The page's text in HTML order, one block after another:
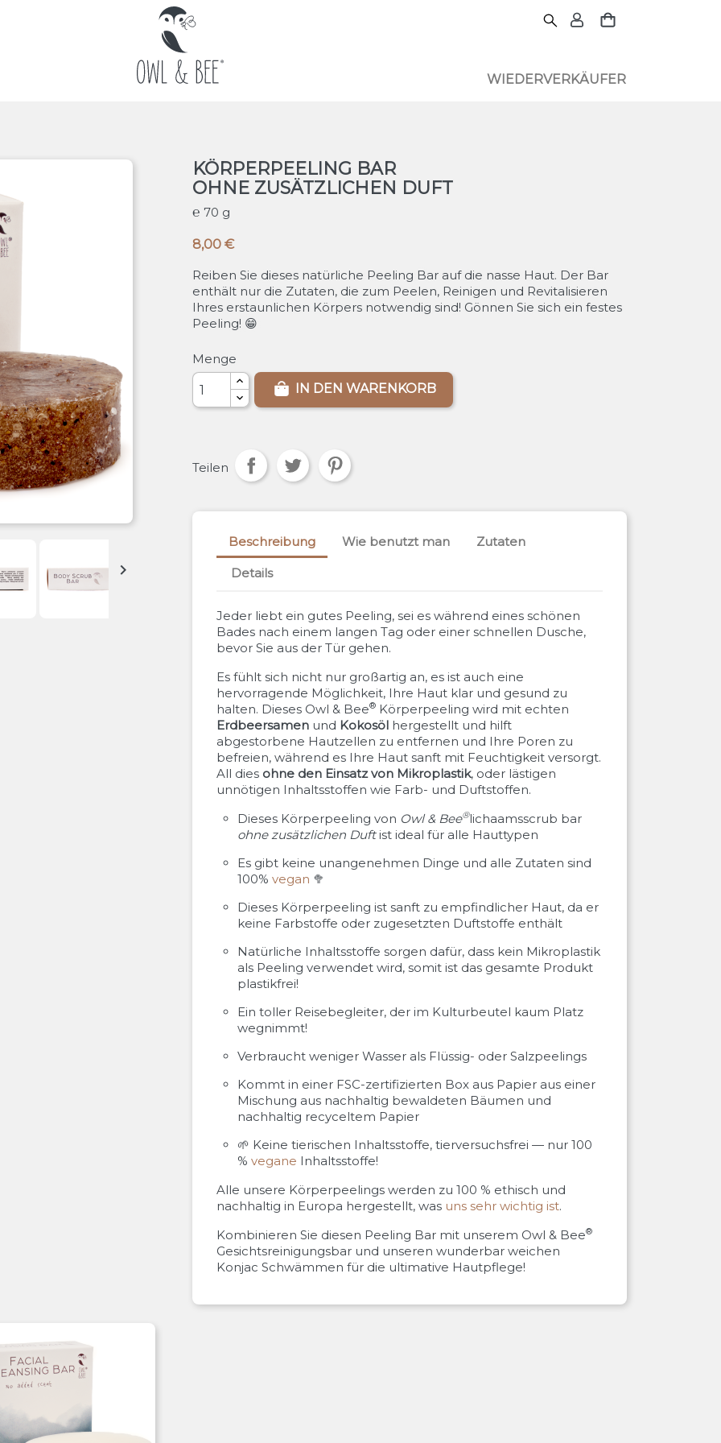
WIEDERVERKÄUFER

KÖRPERPEELING BAR
OHNE ZUSÄTZLICHEN DUFT
70 g
8,00 €
Reiben Sie dieses natürliche Peeling Bar auf die nasse Haut. Der Bar
enthält nur die Zutaten, die zum Peelen, Reinigen und Revitalisieren
Ihres erstaunlichen Körpers notwendig sind! Gönnen Sie sich ein festes
Peeling! 😁
Menge
IN DEN WARENKORB
Teilen
Beschreibung Wie benutzt man Zutaten
Details
Jeder liebt ein gutes Peeling, sei es während eines schönen
Bades nach einem langen Tag oder einer schnellen Dusche,
bevor Sie aus der Tür gehen.
Es fühlt sich nicht nur großartig an, es ist auch eine
hervorragende Möglichkeit, Ihre Haut klar und gesund zu
halten. Dieses Owl & Bee® Körperpeeling wird mit echten
Erdbeersamen und Kokosöl hergestellt und hilft
abgestorbene Hautzellen zu entfernen und Ihre Poren zu
befreien, während es Ihre Haut sanft mit Feuchtigkeit versorgt.
All dies ohne den Einsatz von Mikroplastik, oder lästigen
unnötigen Inhaltsstoffen wie Farb- und Duftstoffen.
Dieses Körperpeeling von Owl & Bee®lichaamsscrub bar
ohne zusätzlichen Duftist ideal für alle Hauttypen
Es gibt keine unangenehmen Dinge und alle Zutaten sind
100%vegan 🥦
Dieses Körperpeeling ist sanft zu empfindlicher Haut, da er
keine Farbstoffe oder zugesetzten Duftstoffe enthält
Natürliche Inhaltsstoffe sorgen dafür, dass kein Mikroplastik
als Peeling verwendet wird, somit ist das gesamte Produkt
plastikfrei!
Ein toller Reisebegleiter, der im Kulturbeutel kaum Platz
wegnimmt!
Verbraucht weniger Wasser als Flüssig- oder Salzpeelings
Kommt in einer FSC-zertifizierten Box aus Papier aus einer
Mischung aus nachhaltig bewaldeten Bäumen und
nachhaltig recyceltem Papier
🌱 Keine tierischen Inhaltsstoffe, tierversuchsfrei — nur 100
%vegane Inhaltsstoffe!
Alle unsere Körperpeelings werden zu 100 % ethisch und
nachhaltig in Europa hergestellt, was uns sehr wichtig ist.
Kombinieren Sie diesen Peeling Bar mit unserem Owl & Bee®
Gesichtsreinigungsbar und unseren wunderbar weichen
Konjac Schwämmen für die ultimative Hautpflege!